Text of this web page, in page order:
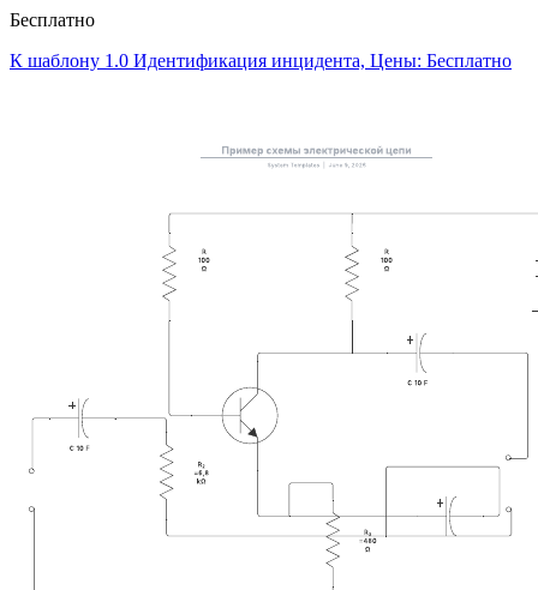
Бесплатно
К шаблону 1.0 Идентификация инцидента, Цены: Бесплатно